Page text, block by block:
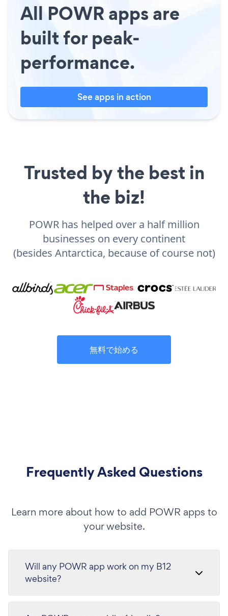
All POWR apps are
built for peak-
performance.
See apps in action
Trusted by the best in
the biz!
POWR has helped over a half million
businesses on every continent
(besides Antarctica, because of course not)
無料で始める
Frequently Asked Questions
Learn more about how to add POWR apps to
your website.
Will any POWR app work on my B12
website?